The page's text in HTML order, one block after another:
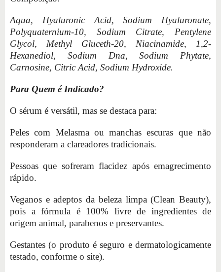
Aqua, Hyaluronic Acid, Sodium Hyaluronate,
Polyquaternium-10, Sodium Citrate, Pentylene
Glycol, Methyl Gluceth-20, Niacinamide, 1,2-
Hexanediol, Sodium Dna, Sodium Phytate,
Carnosine, Citric Acid, Sodium Hydroxide.
Para Quem é Indicado?
O sérum é versátil, mas se destaca para:
Peles com Melasma ou manchas escuras que não
responderam a clareadores tradicionais.
Pessoas que sofreram flacidez após emagrecimento
rápido.
Veganos e adeptos da beleza limpa (Clean Beauty),
pois a fórmula é 100% livre de ingredientes de
origem animal, parabenos e preservantes.
Gestantes (o produto é seguro e dermatologicamente
testado, conforme o site).